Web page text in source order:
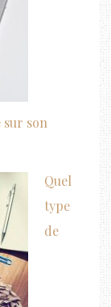
son
Quel
type
de